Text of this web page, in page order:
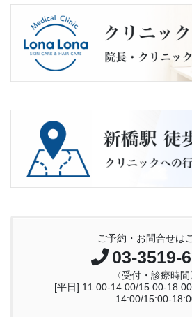
ご予約・お問合せは
03-3519-
〈受付・診療時間
[平日] 11:00-14:00/15:00-
14:00/15:00-